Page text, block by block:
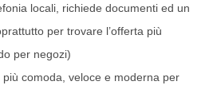
locali, richiede documenti ed un
per trovare l’offerta più
per negozi)
comoda, veloce e moderna per